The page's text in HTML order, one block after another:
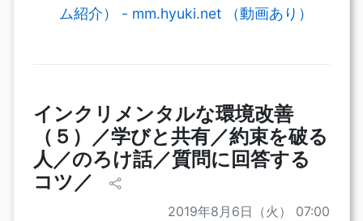
ム紹介） - mm.hyuki.net （動画あり）
インクリメンタルな環境改善
（５）／学びと共有／約束を破る
人／のろけ話／質問に回答する
コツ／
2019年8月6日（火） 07:00